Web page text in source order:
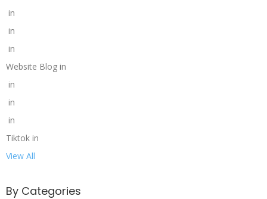
in
in
in
Website Blog in
in
in
in
Tiktok in
View All
By Categories